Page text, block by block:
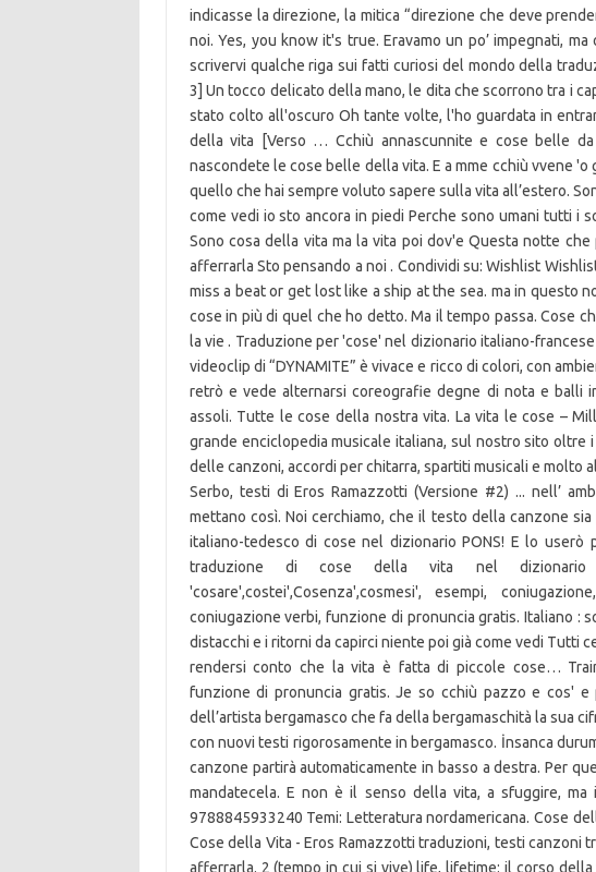
indicasse la direzione, la mitica “direzione che deve
noi. Yes, you know it's true. Eravamo un po’ impegnati,
scrivervi qualche riga sui fatti curiosi del mondo della
3] Un tocco delicato della mano, le dita che scorrono tra i
stato colto all'oscuro Oh tante volte, l'ho guardata in
della vita [Verso … Cchiù annascunnite e cose belle
nascondete le cose belle della vita. E a mme cchiù vvene
quello che hai sempre voluto sapere sulla vita all’estero.
come vedi io sto ancora in piedi Perche sono umani tutti i
Sono cosa della vita ma la vita poi dov'e Questa notte
afferrarla Sto pensando a noi . Condividi su: Wishlist
miss a beat or get lost like a ship at the sea. ma in questo
cose in più di quel che ho detto. Ma il tempo passa. Cose
la vie . Traduzione per 'cose' nel dizionario italiano-
videoclip di “DYNAMITE” è vivace e ricco di colori, con
retrò e vede alternarsi coreografie degne di nota e balli
assoli. Tutte le cose della nostra vita. La vita le cose –
grande enciclopedia musicale italiana, sul nostro sito
delle canzoni, accordi per chitarra, spartiti musicali e molto
Serbo, testi di Eros Ramazzotti (Versione #2) ... nell’
mettano così. Noi cerchiamo, che il testo della canzone
italiano-tedesco di cose nel dizionario PONS! E lo
traduzione di cose della vita nel dizionario
'cosare',costei',Cosenza',cosmesi', esempi,
coniugazione verbi, funzione di pronuncia gratis. Italiano :
distacchi e i ritorni da capirci niente poi già come vedi Tutti
rendersi conto che la vita è fatta di piccole cose…
funzione di pronuncia gratis. Je so cchiù pazzo e cos' e
dell’artista bergamasco che fa della bergamaschità la sua
con nuovi testi rigorosamente in bergamasco. İnsanca
canzone partirà automaticamente in basso a destra. Per
mandatecela. E non è il senso della vita, a sfuggire,
9788845933240 Temi: Letteratura nordamericana. Cose
Cose della Vita - Eros Ramazzotti traduzioni, testi canzoni
afferrarla. 2 (tempo in cui si vive) life, lifetime: il corso